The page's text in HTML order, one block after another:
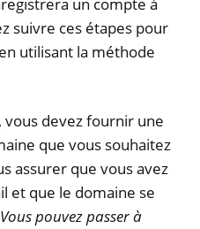
suivre ces étapes pour
utilisant la méthode
devez fournir une
que vous souhaitez
assurer que vous avez
et que le domaine se
Vous pouvez passer à